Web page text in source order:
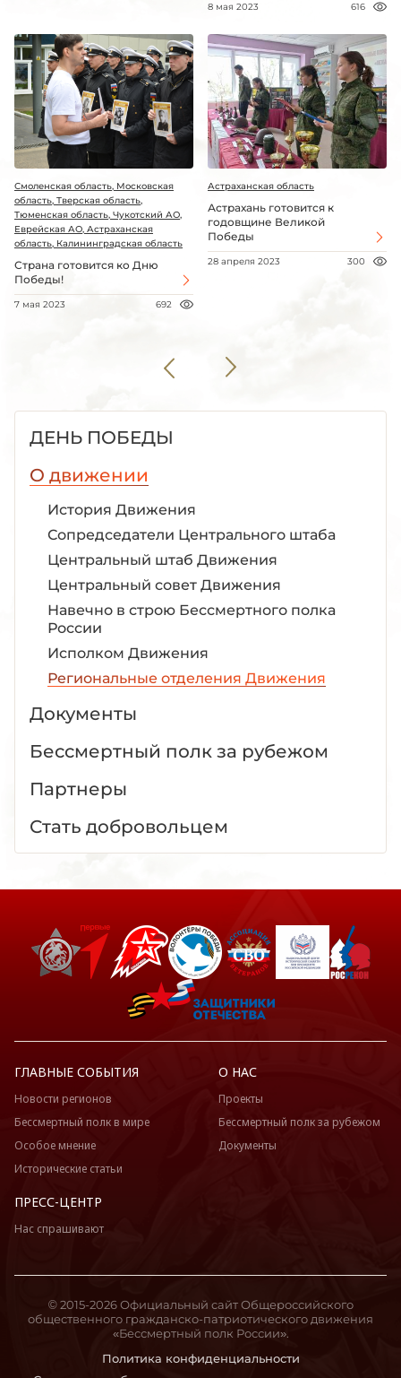
8 мая 2023 616
Смоленская область, Московская
область, Тверская область,
Тюменская область, Чукотский АО,
Еврейская АО, Астраханская
область, Калининградская область
Страна готовится ко Дню
Победы!
7 мая 2023 692
Астраханская область
Астрахань готовится к
годовщине Великой
Победы
28 апреля 2023 300
ДЕНЬ ПОБЕДЫ
О движении
История Движения
Сопредседатели Центрального штаба
Центральный штаб Движения
Центральный совет Движения
Навечно в строю Бессмертного полка
России
Исполком Движения
Региональные отделения Движения
Документы
Бессмертный полк за рубежом
Партнеры
Стать добровольцем
ГЛАВНЫЕ СОБЫТИЯ
Новости регионов
Бессмертный полк в мире
Особое мнение
Исторические статьи
О НАС
Проекты
Бессмертный полк за рубежом
Документы
ПРЕСС-ЦЕНТР
Нас спрашивают
Политика конфиденциальности
© 2015-2026 Официальный сайт Общероссийского
общественного гражданско-патриотического движения
«Бессмертный полк России».